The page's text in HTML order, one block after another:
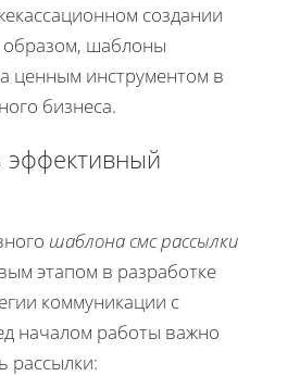
создании
образом, шаблоны
ценным инструментом в
бизнеса.
эффективный
шаблона смс рассылки
этапом в разработке
коммуникации с
началом работы важно
рассылки: